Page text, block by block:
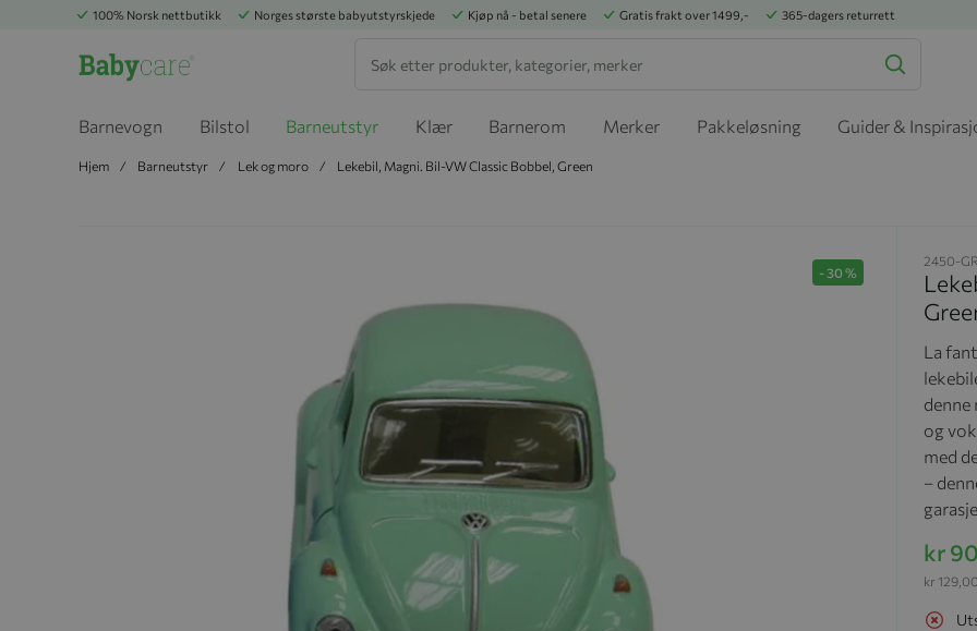
100% Norsk nettbutikk Norges største babyutstyrskjede Kjøp nå - betal senere Gratis frakt over 1499,- 365-dagers returrett
Barnevogn Bilstol Barneutstyr Klær Barnerom Merker Pakkeløsning Guider &
Hjem Barneutstyr Lek og moro Lekebil, Magni. Bil-VW Classic Bobbel, Green
- 30 %
2450-
La
denne
og
med
–
kr
kr